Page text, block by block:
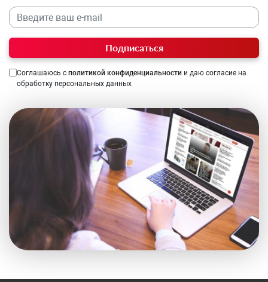
Подписаться
Соглашаюсь с политикой конфиденциальности и даю согласие на
обработку персональных данных